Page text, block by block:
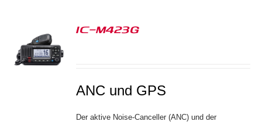
IC-M423G
ANC und GPS
Der aktive Noise-Canceller (ANC) und der